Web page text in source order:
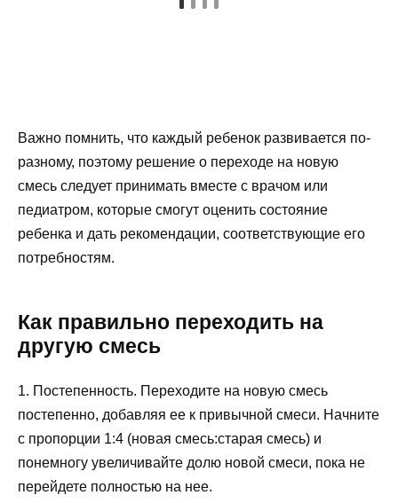
Важно помнить, что каждый ребенок развивается по-
разному, поэтому решение о переходе на новую
смесь следует принимать вместе с врачом или
педиатром, которые смогут оценить состояние
ребенка и дать рекомендации, соответствующие его
потребностям.
Как правильно переходить на
другую смесь
1. Постепенность. Переходите на новую смесь
постепенно, добавляя ее к привычной смеси. Начните
с пропорции 1:4 (новая смесь:старая смесь) и
понемногу увеличивайте долю новой смеси, пока не
перейдете полностью на нее.